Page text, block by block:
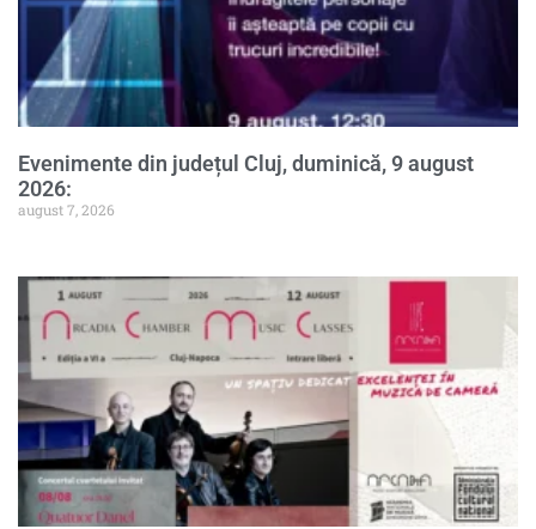
Evenimente din județul Cluj, duminică, 9 august
2026:
august 7, 2026